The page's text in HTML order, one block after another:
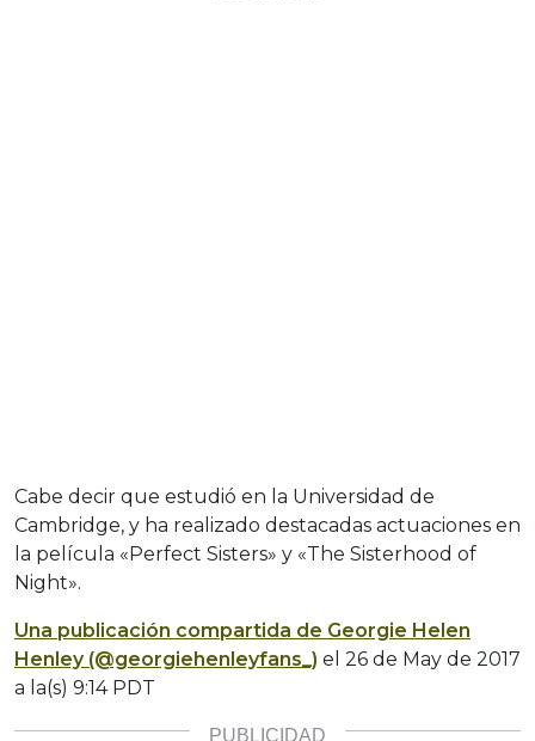
Cabe decir que estudió en la Universidad de
Cambridge, y ha realizado destacadas actuaciones en
la película «Perfect Sisters» y «The Sisterhood of
Night».
Una publicación compartida de Georgie Helen
Henley (@georgiehenleyfans_) el 26 de May de 2017
a la(s) 9:14 PDT